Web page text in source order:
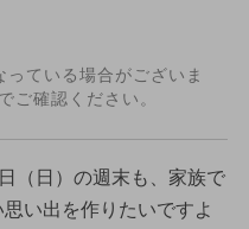
ている場合がございま
ご確認ください。
（日）の週末も、家族で
い出を作りたいですよ